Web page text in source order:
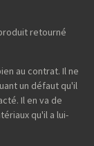
retourné
au contrat. Il ne
un défaut qu'il
Il en va de
qu'il a lui-